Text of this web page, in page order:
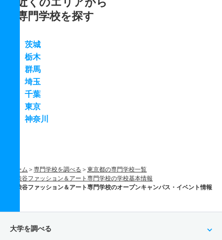
専門学校を探す
茨城
栃木
群馬
埼玉
千葉
東京
神奈川
ホーム 専門学校を調べる
東京都の専門学校一覧
渋谷ファッション＆アート専門学校の学校基本情報
渋谷ファッション＆アート専門学校のオープンキャンパス・イベント情報
大学を調べる